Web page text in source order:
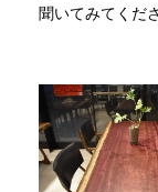
聞いてみてくだ